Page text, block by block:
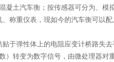
凝土汽车衡；按传感器可分为、模
称重仪表，现如今的汽车衡可以配
于弹性体上的电阻应变计桥路失
转变为数字信号，由微处理器对